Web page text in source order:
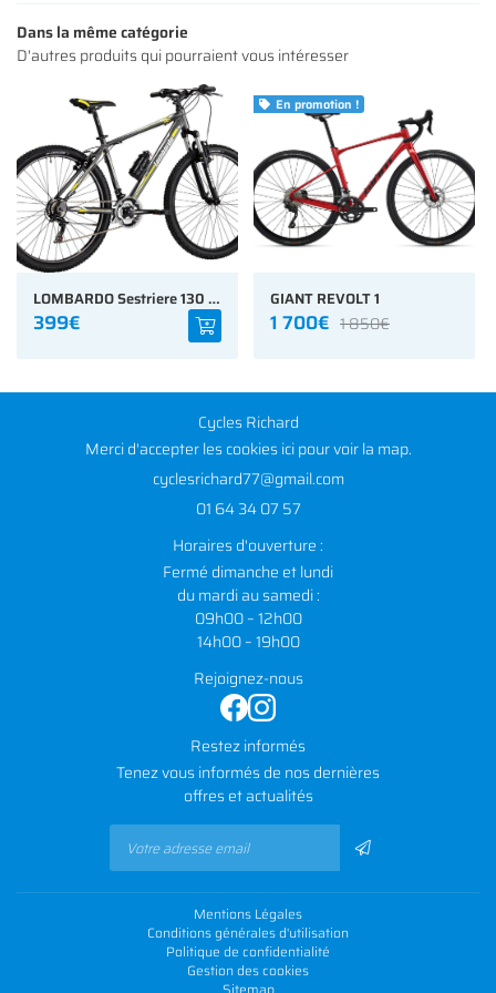
MODÈLES
ACTUALITÉS
CONTACT
Restez
Dans la même catégorie
D'autres produits qui pourraient vous intéresser
LOMBARDO Sestriere 130 27.5"
399€
 En promotion !
GIANT REVOLT 1
1 700€ 1 850€
Cycles Richard
Merci d'accepter les cookiesicipour voir la map.
01 64 34 07 57
Horaires d'ouverture :
Fermé dimanche et lundi
du mardi au samedi :
09h00 – 12h00
14h00 – 19h00
Rejoignez-nous
Restez informés
Tenez vous informés de nos dernières
offres et actualités
Mentions Légales
Conditions générales d'utilisation
Politique de confidentialité
Gestion des cookies